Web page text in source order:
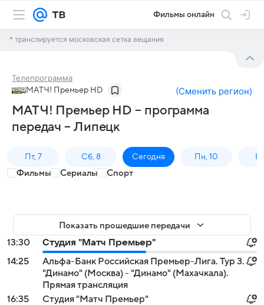
Фильмы онлайн
* транслируется московская сетка вещания
Телепрограмма
МАТЧ! Премьер HD (Сменить регион)
МАТЧ! Премьер HD – программа
передач – Липецк
Пт, 7 Сб, 8 Сегодня Пн, 10
Фильмы Сериалы Спорт
Показать прошедшие передачи
13:30
Студия "Матч Премьер"
14:25
Альфа-Банк Российская Премьер-Лига. Тур 3.
"Динамо" (Москва) - "Динамо" (Махачкала).
Прямая трансляция
16:35
Студия "Матч Премьер"